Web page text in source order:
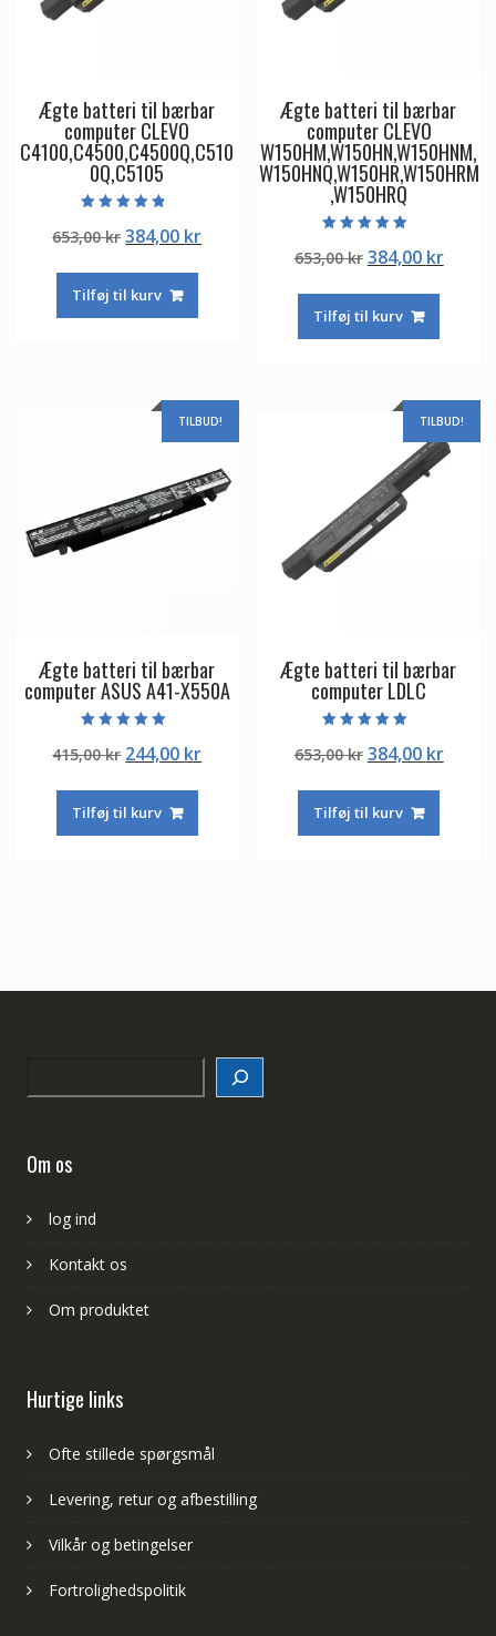
Ægte batteri til bærbar
computer CLEVO
C4100,C4500,C4500Q,C510
0Q,C5105
4.50
ud af 5
653,00krDen
pris
var:
384,00 krDen
Tilføj til kurv
Ægte batteri til bærbar
computer CLEVO
W150HM,W150HN,W150HNM,
W150HNQ,W150HR,W150HRM
,W150HRQ
5.00
ud af 5
653,00kr Den
pris
var:
384,00 krDen
Tilføj til kurv
TILBUD!
Ægte batteri til bærbar
computer ASUS A41-X550A
5.00
ud af 5
415,00kr Den
pris
var:
244,00 krDen
Tilføj til kurv
TILBUD!
Ægte batteri til bærbar
computer LDLC
5.00
ud af 5
653,00kr Den
pris
var:
384,00 krDen
Tilføj til kurv
Om os
log ind
Kontakt os
Om produktet
Hurtige links
Ofte stillede spørgsmål
Levering, retur og afbestilling
Vilkår og betingelser
Fortrolighedspolitik